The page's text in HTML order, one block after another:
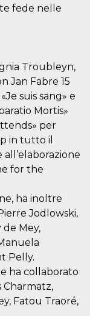
fede nelle
Troubleyn,
Jan Fabre 15
suis sang» e
Mortis»
per
in tutto il
for the
ha inoltre
Jodlowski,
de Mey,
Pelly.
e ha collaborato
Charmatz,
Fatou Traoré,
per un utente
utilizzato per le
prestazioni e
l'ottimizzazione
dei servizi di
elaborazione
dei pagamenti,
facilitando la
dei contenuti
sul browser per
rendere le
pagine più
veloci.
dal servizio
Cookie-
Script.com per
ricordare le
preferenze di
consenso sui
visitatori. È
necessario che il
banner dei
cookie di
Cookie-
Script.com